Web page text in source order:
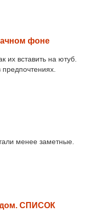
фоне
их вставить на ютуб.
менее заметные.
дом. СПИСОК